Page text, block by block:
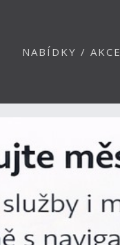
NABÍDKY / AKCE